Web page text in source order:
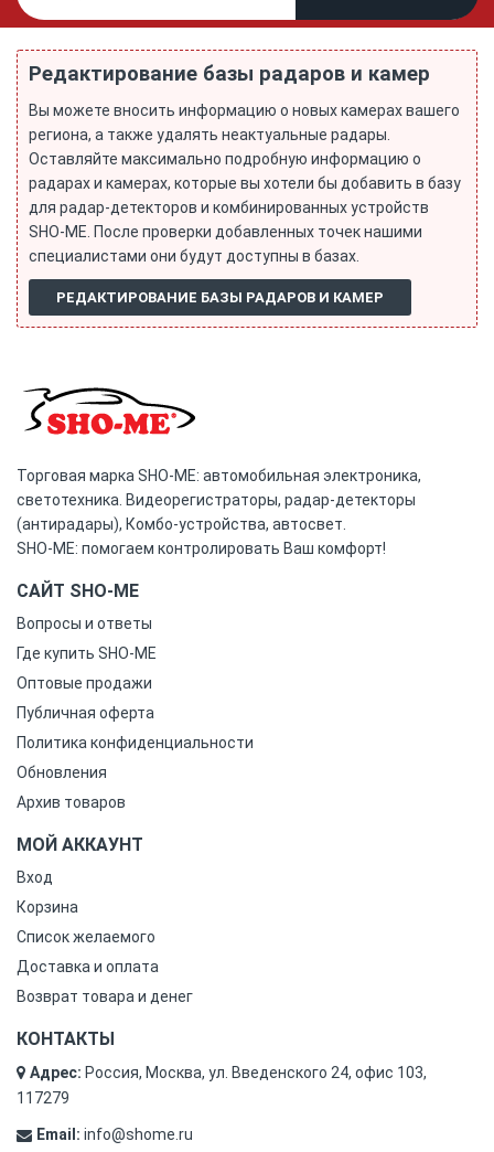
Редактирование базы радаров и камер
Вы можете вносить информацию о новых камерах вашего
региона, а также удалять неактуальные радары.
Оставляйте максимально подробную информацию о
радарах и камерах, которые вы хотели бы добавить в базу
для радар-детекторов и комбинированных устройств
SHO-ME. После проверки добавленных точек нашими
специалистами они будут доступны в базах.
РЕДАКТИРОВАНИЕ БАЗЫ РАДАРОВ И КАМЕР
Торговая марка SHO-ME: автомобильная электроника,
светотехника. Видеорегистраторы, радар-детекторы
(антирадары), Комбо-устройства, автосвет.
SHO-ME: помогаем контролировать Ваш комфорт!
САЙТ SHO-ME
Вопросы и ответы
Где купить SHO-ME
Оптовые продажи
Публичная оферта
Политика конфиденциальности
Обновления
Архив товаров
МОЙ АККАУНТ
Вход
Корзина
Список желаемого
Доставка и оплата
Возврат товара и денег
КОНТАКТЫ
Адрес: Россия, Москва, ул. Введенского 24, офис 103,
117279
Email: info@shome.ru